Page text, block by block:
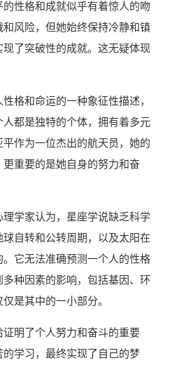
性格和成就似乎有着惊人的吻
风险，但她始终保持冷静和镇
了突破性的成就。这无疑体现
格和命运的一种象征性描述，
都是独特的个体，拥有着多元
作为一位杰出的航天员，她的
重要的是她自身的努力和奋
学家认为，星座学说缺乏科学
自转和公转周期，以及太阳在
它无法准确预测一个人的性格
种因素的影响，包括基因、环
是其中的一小部分。
明了个人努力和奋斗的重要
学习，最终实现了自己的梦